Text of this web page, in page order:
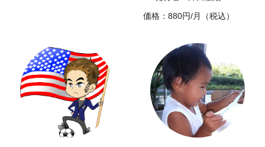
価格：880円/月（税込）